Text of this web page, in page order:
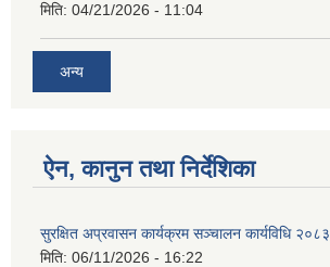
मिति: 04/21/2026 - 11:04
अन्य
ऐन, कानुन तथा निर्देशिका
सुरक्षित अप्रवासन कार्यक्रम सञ्चालन कार्यविधि २०८३
मिति: 06/11/2026 - 16:22